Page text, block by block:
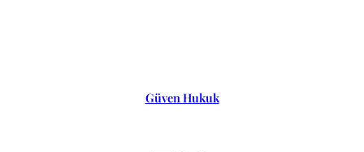
Güven Hukuk